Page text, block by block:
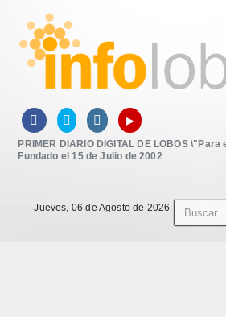
   ▸
PRIMER DIARIO DIGITAL DE LOBOS
Fundado el 15 de Julio de 2002
Jueves, 06 de Agosto de 2026